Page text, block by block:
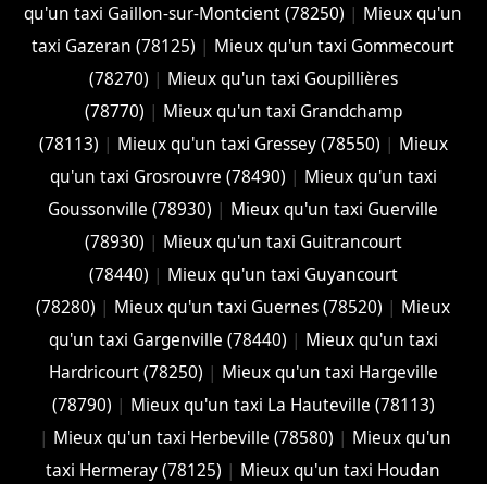
qu'un taxi Gaillon-sur-Montcient (78250) | Mieux qu'un
taxi Gazeran (78125) | Mieux qu'un taxi Gommecourt
(78270) | Mieux qu'un taxi Goupillières
(78770) | Mieux qu'un taxi Grandchamp
(78113) | Mieux qu'un taxi Gressey (78550) | Mieux
qu'un taxi Grosrouvre (78490) | Mieux qu'un taxi
Goussonville (78930) | Mieux qu'un taxi Guerville
(78930) | Mieux qu'un taxi Guitrancourt
(78440) | Mieux qu'un taxi Guyancourt
(78280) | Mieux qu'un taxi Guernes (78520) | Mieux
qu'un taxi Gargenville (78440) | Mieux qu'un taxi
Hardricourt (78250) | Mieux qu'un taxi Hargeville
(78790) | Mieux qu'un taxi La Hauteville (78113)
| Mieux qu'un taxi Herbeville (78580) | Mieux qu'un
taxi Hermeray (78125) | Mieux qu'un taxi Houdan